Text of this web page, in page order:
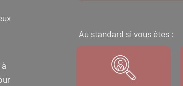
Au standard si vous êtes :